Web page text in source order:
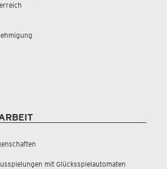
mit Glücksspielautomaten